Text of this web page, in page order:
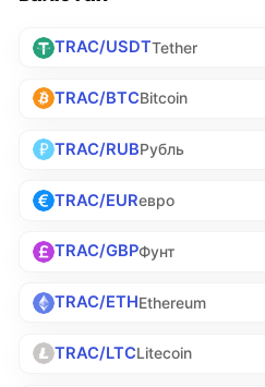
TRAC/USDTTether
TRAC/BTCBitcoin
TRAC/RUBРубль
TRAC/EURевро
TRAC/GBPФунт
TRAC/ETHEthereum
TRAC/LTCLitecoin